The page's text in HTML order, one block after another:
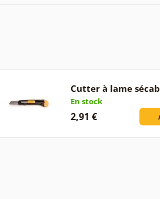
Cutter à lame
En stock
2,91 €